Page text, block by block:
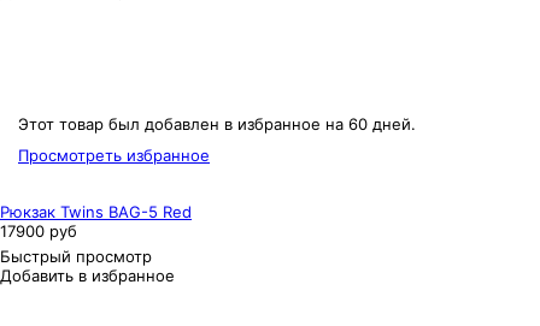
Этот товар был добавлен в избранное на 60 дней.
Просмотреть избранное
Рюкзак Twins BAG-5 Red
17900 руб
Быстрый просмотр
Добавить в избранное